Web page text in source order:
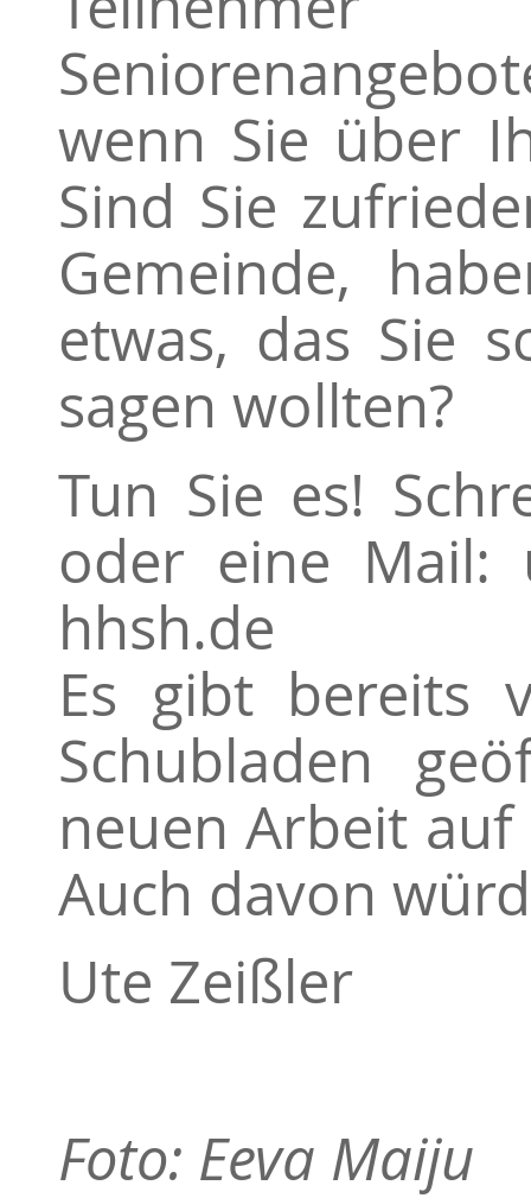
wenn Sie über
Sind Sie
Gemeinde,
etwas, das Sie
sagen wollten?
Tun Sie es!
oder eine Mail:
hhsh.de
Es gibt bereits
Schubladen
neuen Arbeit
Auch davon
Ute Zeißler
Foto: Eeva Maiju